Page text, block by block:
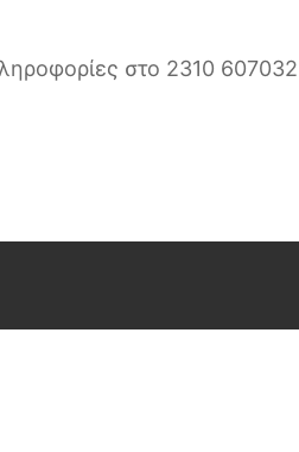
στο 2310